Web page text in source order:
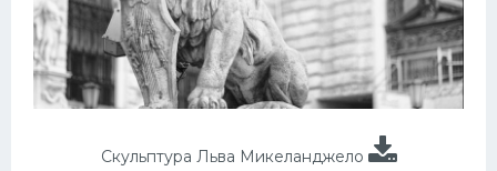
Скульптура Льва Микеланджело